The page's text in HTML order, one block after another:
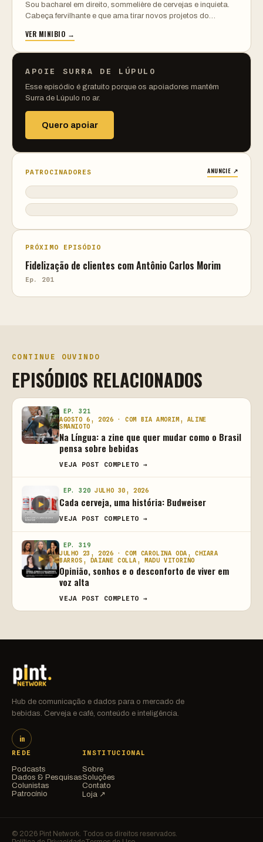
Sou bacharel em direito, sommelière de cervejas e inquieta.
Cabeça fervilhante e que ama tirar novos projetos do…
VER MINIBIO →
APOIE SURRA DE LÚPULO
Esse episódio é gratuito porque os apoiadores mantêm
Surra de Lúpulo no ar.
Quero apoiar
PATROCINADORES ANUNCIE ↗
PRÓXIMO EPISÓDIO
Fidelização de clientes com Antônio Carlos Morim
Ep. 201
CONTINUE OUVINDO
EPISÓDIOS RELACIONADOS
EP. 321
AGOSTO 6, 2026 · COM BIA AMORIM, ALINE
SMANIOTO
Na Língua: a zine que quer mudar como o Brasil
pensa sobre bebidas
VEJA POST COMPLETO →
EP. 320 JULHO 30, 2026
Cada cerveja, uma história: Budweiser
VEJA POST COMPLETO →
EP. 319
JULHO 23, 2026 · COM CAROLINA ODA, CHIARA
BARROS, DAIANE COLLA, MADU VITORINO
Opinião, sonhos e o desconforto de viver em
voz alta
VEJA POST COMPLETO →
Hub de comunicação e dados para o mercado de
bebidas. Cerveja e café, conteúdo e inteligência.
in
REDE
Podcasts
Dados & Pesquisas
Colunistas
Patrocínio
INSTITUCIONAL
Sobre
Soluções
Contato
Loja ↗
© 2026 Pint Network. Todos os direitos reservados.